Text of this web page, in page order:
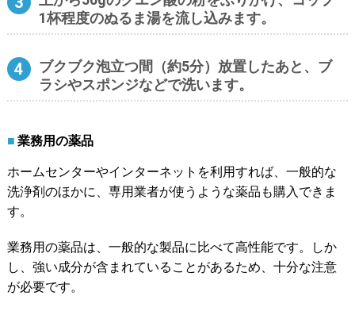
1杯程度のぬるま湯を流し込みます。
ブクブク泡立つ間（約5分）放置したあと、ブ
ラシやスポンジなどで洗います。
業務用の薬品
ホームセンターやインターネットを利用すれば、一般的な
洗浄剤のほかに、専用業者が使うような薬品も購入できま
す。
業務用の薬品は、一般的な製品に比べて高性能です。しか
し、強い成分が含まれていることがあるため、十分な注意
が必要です。